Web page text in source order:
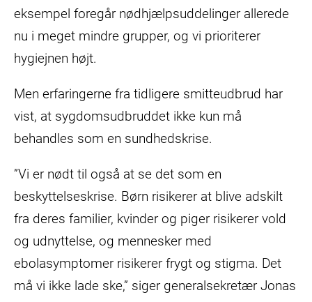
eksempel foregår nødhjælpsuddelinger allerede
nu i meget mindre grupper, og vi prioriterer
hygiejnen højt.
Men erfaringerne fra tidligere smitteudbrud har
vist, at sygdomsudbruddet ikke kun må
behandles som en sundhedskrise.
”Vi er nødt til også at se det som en
beskyttelseskrise. Børn risikerer at blive adskilt
fra deres familier, kvinder og piger risikerer vold
og udnyttelse, og mennesker med
ebolasymptomer risikerer frygt og stigma. Det
må vi ikke lade ske,” siger generalsekretær Jonas